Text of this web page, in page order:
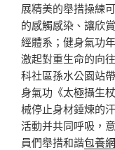
展精美的舉措操練
的感觸感染、讓欣
經體系；健身氣功
激起對重生命的
科社區孫水公園站
身氣功《太極攝生
械停止身材錘煉的
活動并共同呼吸，意
員們舉措和諧包養網